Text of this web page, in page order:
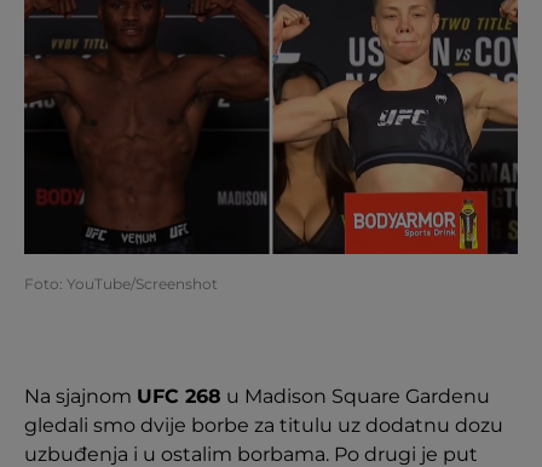
Foto: YouTube/Screenshot
Na sjajnom UFC 268 u Madison Square Gardenu
gledali smo dvije borbe za titulu uz dodatnu dozu
uzbuđenja i u ostalim borbama. Po drugi je put